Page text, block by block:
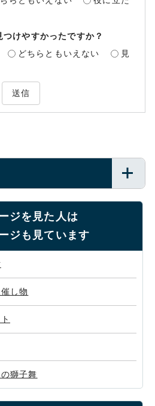
けやすかったですか？
どちらともいえない
見
送信
ジを見た人は
ジも見ています
し物
獅子舞